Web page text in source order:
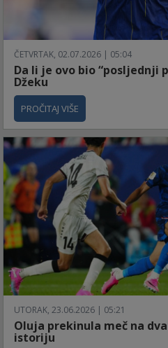
ČETVRTAK, 02.07.2026 | 05:04
Da li je ovo bio “posljednji
Džeku
PROČITAJ VIŠE
UTORAK, 23.06.2026 | 05:21
Oluja prekinula meč na
istoriju